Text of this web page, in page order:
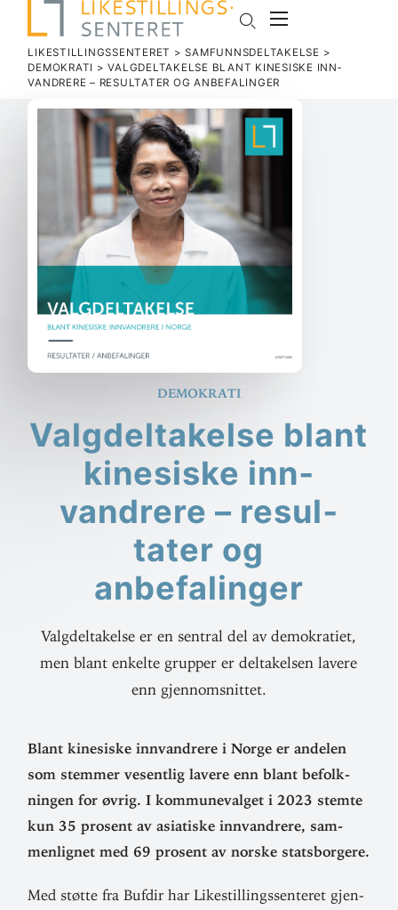
LIKESTILLINGSSENTERET >SAMFUNNSDELTAKELSE >
DEMOKRATI >VALG­DEL­TA­KELSE BLANT KINE­SISKE INN­
VANDRERE – RESUL­TATER OG ANBEFALINGER
Demokrati
Valg­del­ta­kelse blant
kine­siske inn­
vandrere – resul­
tater og
anbefalinger
Valgdeltakelse er en sentral del av demokratiet,
men blant enkelte grupper er deltakelsen lavere
enn gjennomsnittet.
Blant kine­siske inn­vandrere i Norge er andelen
som stemmer vesentlig lavere enn blant befolk­
ningen for øvrig. I kom­mune­valget i 2023 stemte
kun 35 prosent av asia­tiske inn­vandrere, sam­
men­lignet med 69 prosent av norske statsborgere.
Med støtte fra Bufdir har Like­stil­lings­sen­teret gjen­